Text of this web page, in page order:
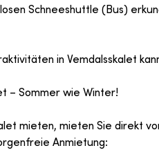
Schneeshuttle (Bus)
in Vemdalsskalet
– Sommer wie Winter!
mieten, mieten Sie direkt
Anmietung: